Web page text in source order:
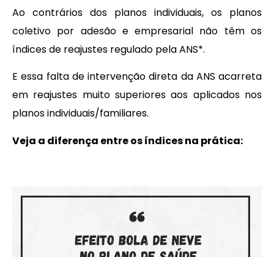
Ao contrários dos planos individuais, os planos
coletivo por adesão e empresarial não têm os
índices de reajustes regulado pela ANS*.
E essa falta de intervenção direta da ANS acarreta
em reajustes muito superiores aos aplicados nos
planos individuais/familiares.
Veja a diferença entre os índices na prática: